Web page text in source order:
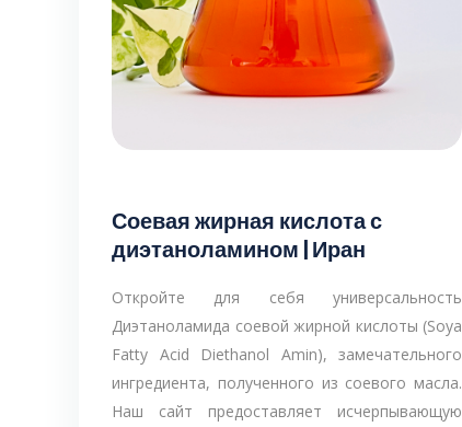
Соевая жирная кислота с
диэтаноламином | Иран
Откройте для себя универсальность
Диэтаноламида соевой жирной кислоты (Soya
Fatty Acid Diethanol Amin), замечательного
ингредиента, полученного из соевого масла.
Наш сайт предоставляет исчерпывающую